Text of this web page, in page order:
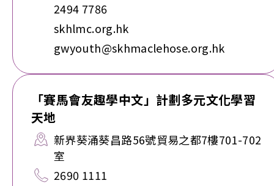
2494 7786
skhlmc.org.hk
gwyouth@skhmaclehose.org.hk
「賽馬會友趣學中文」計劃多元文化學習
天地
新界葵涌葵昌路56號貿易之都7樓701-702
室
2690 1111